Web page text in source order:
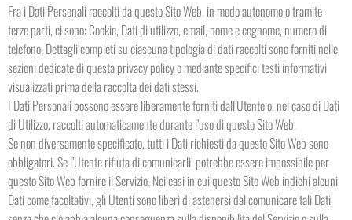
Fra i Dati Personali raccolti da questo Sito Web, in modo autonomo o tramite
terze parti, ci sono: Cookie, Dati di utilizzo, email, nome e cognome, numero di
telefono. Dettagli completi su ciascuna tipologia di dati raccolti sono forniti nelle
sezioni dedicate di questa privacy policy o mediante specifici testi informativi
visualizzati prima della raccolta dei dati stessi.
I Dati Personali possono essere liberamente forniti dall’Utente o, nel caso di Dati
di Utilizzo, raccolti automaticamente durante l’uso di questo Sito Web.
Se non diversamente specificato, tutti i Dati richiesti da questo Sito Web sono
obbligatori. Se l’Utente rifiuta di comunicarli, potrebbe essere impossibile per
questo Sito Web fornire il Servizio. Nei casi in cui questo Sito Web indichi alcuni
Dati come facoltativi, gli Utenti sono liberi di astenersi dal comunicare tali Dati,